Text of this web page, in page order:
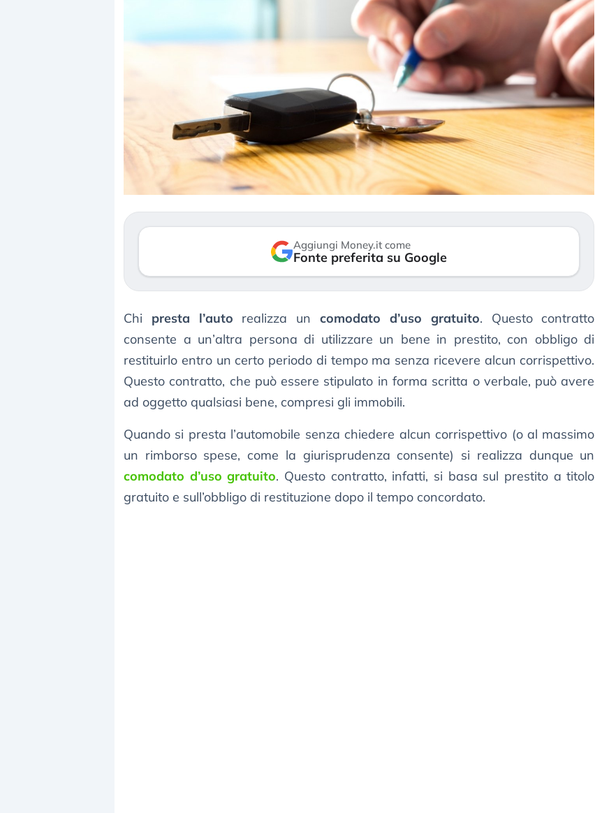
Aggiungi Money.it come
Fonte preferita su Google
Chi presta l’auto realizza uncomodato d’uso gratuito. Questo contratto
consente a un’altra persona di utilizzare un bene in prestito, con obbligo di
restituirlo entro un certo periodo di tempo ma senza ricevere alcun corrispettivo.
Questo contratto, che può essere stipulato in forma scritta o verbale, può avere
ad oggetto qualsiasi bene, compresi gli immobili.
Quando si presta l’automobile senza chiedere alcun corrispettivo (o al massimo
un rimborso spese, come la giurisprudenza consente) si realizza dunque un
comodato d’uso gratuito. Questo contratto, infatti, si basa sul prestito a titolo
gratuito e sull’obbligo di restituzione dopo il tempo concordato.
Dalle valutazioni estreme alla
correzione. Cosa sta guidando il
repricing degli asset?
mostrando segni di stanchezza
verso le (…)
«La mia vita è rovinata». Investitori
in preda al panico dopo lo scoppio
della bolla AI
Kospi, mentre gli investitori retail (…)
30 luglio 2026